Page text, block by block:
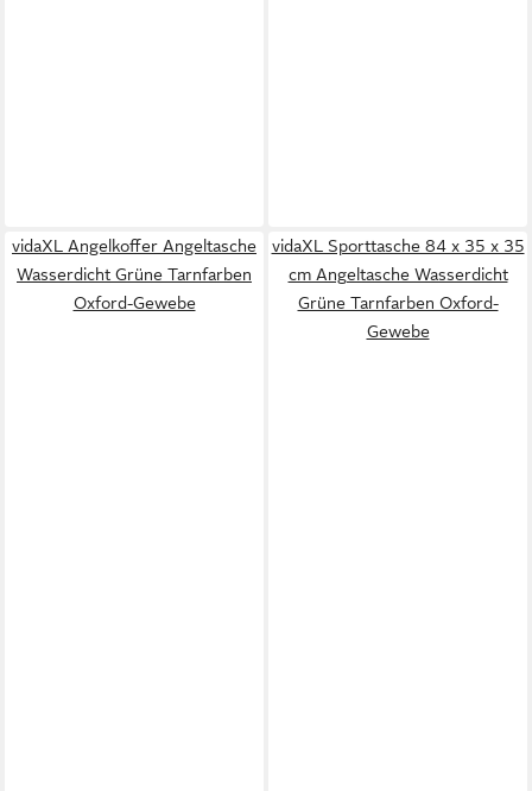
vidaXL Angelkoffer Angeltasche
Wasserdicht Grüne Tarnfarben
Oxford-Gewebe
vidaXL Sporttasche 84 x 35 x 35
cm Angeltasche Wasserdicht
Grüne Tarnfarben Oxford-
Gewebe